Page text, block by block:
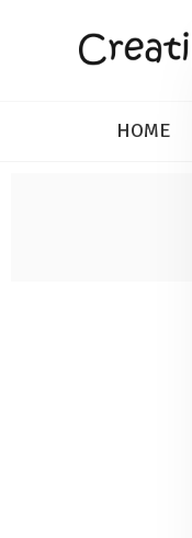
Skip
to
Skip
to
HOME